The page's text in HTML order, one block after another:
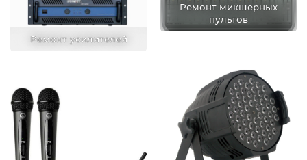
Ремонт усилителей
Ремонт микшерных
пультов